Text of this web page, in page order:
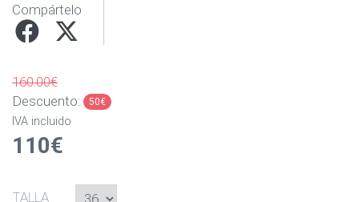
Compártelo
160.00€
Descuento:
50€
IVA incluido
110€
TALLA